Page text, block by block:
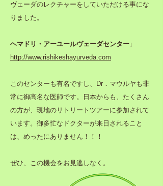
ヴェーダのレクチャーをしていただける事にな
りました。
ヘマドリ・アーユールヴェーダセンター↓
http://www.rishikeshayurveda.com
このセンターも有名ですし、Dr．マウルヤも非
常に御高名な医師です。日本からも、たくさん
の方が、現地のリトリートツアーに参加されて
います。御多忙なドクターが来日されること
は、めったにありません！！！
ぜひ、この機会をお見逃しなく。